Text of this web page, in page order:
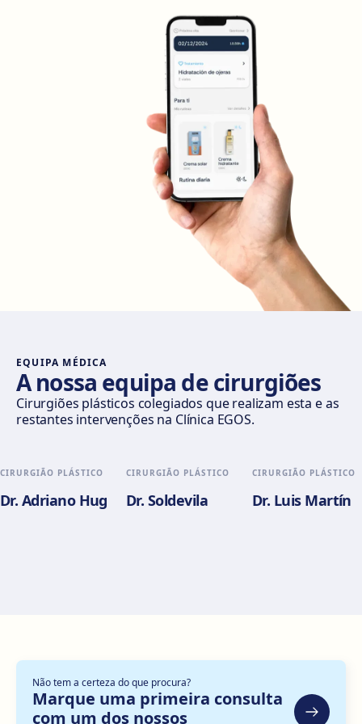
Calle de Sagasta, 3, 28004 Madrid
Ver clínica
Calle del Doctor Castelo, 20, Retiro, 28009 Madrid
Ver clínica
Madrid Castellana
Av. del General Perón, 20, 28020 Madrid
Valencia
Gran Via del Marqués del Túria, 82, L'Eixample, 46005
Alicante
Bilbao
Gran Vía Don Diego López de Haro, 82, Bilbao
EQUIPA MÉDICA
A nossa equipa de cirurgiões
Cirurgiões plásticos colegiados que realizam esta e as
restantes intervenções na Clínica EGOS.
CIRURGIÃO PLÁSTICO
Dr. Adriano Hug
CIRURGIÃO PLÁSTICO
Dr. Soldevila
CIRURGIÃO PLÁSTICO
Dr. Luis Martín
Não tem a certeza do que procura?
Marque uma primeira consulta
com um dos nossos